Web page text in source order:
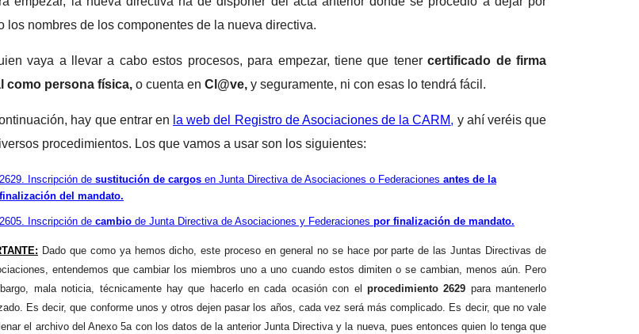
los nombres de los componentes de la nueva directiva.
vaya a llevar a cabo estos procesos, para empezar, tiene que tenercertificado de firma
como persona física, o cuenta en Cl@ve, y seguramente, ni con esas lo tendrá fácil.
hay que entrar en la web del Registro de Asociaciones de la CARM, y ahí veréis que
procedimientos. Los que vamos a usar son los siguientes:
2629. Inscripción de sustitución de cargos en Junta Directiva de Asociaciones o Federaciones antes de la
finalización del mandato.
2605. Inscripción de cambio de Junta Directiva de Asociaciones y Federaciones por finalización de mandato.
Dado que como ya hemos dicho, este proceso en general no se hace por parte de las Juntas Directivas de
entendemos que cambiar los miembros uno a uno cuando estos dimiten o se cambian, menos aún. Pero
mala noticia, técnicamente hay que hacerlo en cada ocasión con el procedimiento 2629 para mantenerlo
Es decir, que conforme unos y otros dejen pasar los años, cada vez será más complicado. Es decir, que no vale
el archivo del Anexo 5a con los datos de la anterior Junta Directiva y la nueva, pues entonces quien lo tenga que